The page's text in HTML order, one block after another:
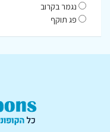
נגמר בקרוב
פג תוקף